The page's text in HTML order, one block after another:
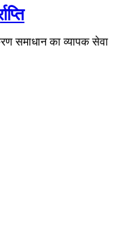
समाधान का व्यापक सेवा